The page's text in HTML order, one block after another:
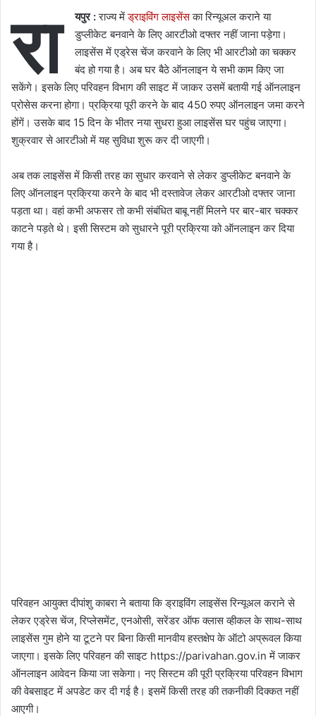
रा यपुर :राज्य मेंड्राइविंग लाइसेंसका रिन्यूअल कराने या
डुप्लीकेट बनवाने के लिए आरटीओ दफ्तर नहीं जाना पड़ेगा।
लाइसेंस में एड्रेस चेंज करवाने के लिए भी आरटीओ का चक्कर
बंद हो गया है। अब घर बैठे ऑनलाइन ये सभी काम किए जा
सकेंगे। इसके लिए परिवहन विभाग की साइट में जाकर उसमें बतायी गई ऑनलाइन
प्रोसेस करना होगा। प्रक्रिया पूरी करने के बाद 450 रुपए ऑनलाइन जमा करने
होंगें। उसके बाद 15 दिन के भीतर नया सुधरा हुआ लाइसेंस घर पहुंच जाएगा।
शुक्रवार से आरटीओ में यह सुविधा शुरू कर दी जाएगी।
अब तक लाइसेंस में किसी तरह का सुधार करवाने से लेकर डुप्लीकेट बनवाने के
लिए ऑनलाइन प्रक्रिया करने के बाद भी दस्तावेज लेकर आरटीओ दफ्तर जाना
पड़ता था। वहां कभी अफसर तो कभी संबंधित बाबू नहीं मिलने पर बार-बार चक्कर
काटने पड़ते थे। इसी सिस्टम को सुधारने पूरी प्रक्रिया को ऑनलाइन कर दिया
गया है।
परिवहन आयुक्त दीपांशु काबरा ने बताया कि ड्राइविंग लाइसेंस रिन्यूअल कराने से
लेकर एड्रेस चेंज, रिप्लेसमेंट, एनओसी, सरेंडर ऑफ क्लास व्हीकल के साथ-साथ
लाइसेंस गुम होने या टूटने पर बिना किसी मानवीय हस्तक्षेप के ऑटो अप्रूवल किया
जाएगा। इसके लिए परिवहन की साइट https://parivahan.gov.in में जाकर
ऑनलाइन आवेदन किया जा सकेगा। नए सिस्टम की पूरी प्रक्रिया परिवहन विभाग
की वेबसाइट में अपडेट कर दी गई है। इसमें किसी तरह की तकनीकी दिक्कत नहीं
आएगी।